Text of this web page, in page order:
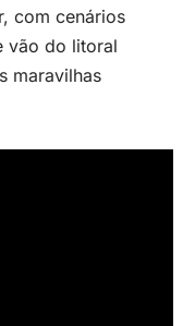
com cenários
vão do litoral
maravilhas